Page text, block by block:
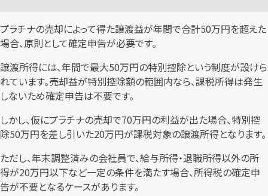
プラチナの売却によって得た譲渡益が年間で合計50万円を超えた
場合、原則として確定申告が必要です。
譲渡所得には、年間で最大50万円の特別控除という制度が設けら
れています。売却益が特別控除額の範囲内なら、課税所得は発生
しないため確定申告は不要です。
しかし、仮にプラチナの売却で70万円の利益が出た場合、特別控
除50万円を差し引いた20万円が課税対象の譲渡所得となります。
ただし、年末調整済みの会社員で、給与所得・退職所得以外の所
得が20万円以下など一定の条件を満たす場合、所得税の確定申
告が不要となるケースがあります。